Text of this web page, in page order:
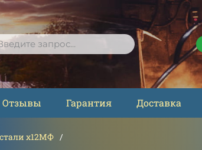
ПОИСК
Отзывы Гарантия Доставка
х12МФ